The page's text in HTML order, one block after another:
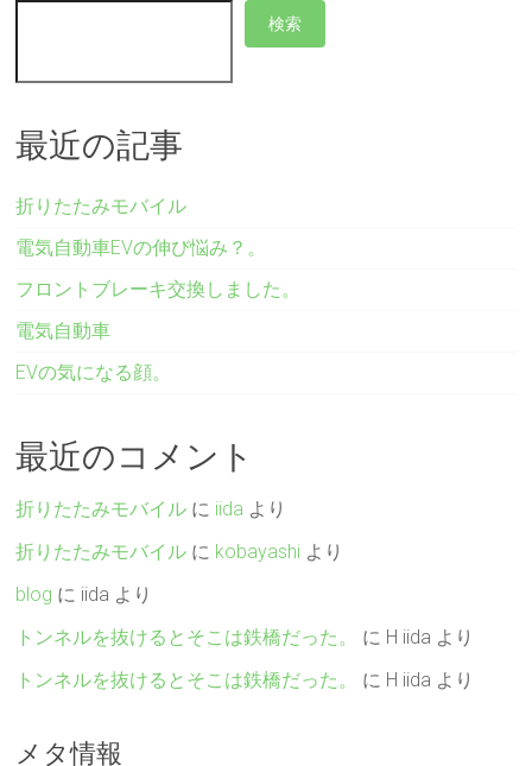
検索
最近の記事
折りたたみモバイル
電気自動車EVの伸び悩み？。
フロントブレーキ交換しました。
電気自動車
EVの気になる顔。
最近のコメント
折りたたみモバイル に iida より
折りたたみモバイル に kobayashi より
blog に iida より
トンネルを抜けるとそこは鉄橋だった。
に H iida より
トンネルを抜けるとそこは鉄橋だった。
に H iida より
メタ情報